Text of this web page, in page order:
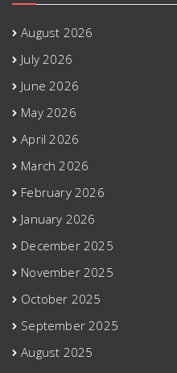
August 2026
July 2026
June 2026
May 2026
April 2026
March 2026
February 2026
January 2026
December 2025
November 2025
October 2025
September 2025
August 2025